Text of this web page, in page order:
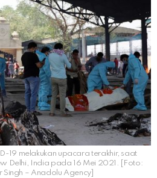
19 melakukan upacara terakhir, saat
Delhi, India pada 16 Mei 2021. [Foto:
Singh – Anadolu Agency]